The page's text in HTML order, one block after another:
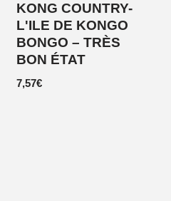
KONG COUNTRY-
L'ILE DE KONGO
BONGO – TRÈS
BON ÉTAT
7,57€